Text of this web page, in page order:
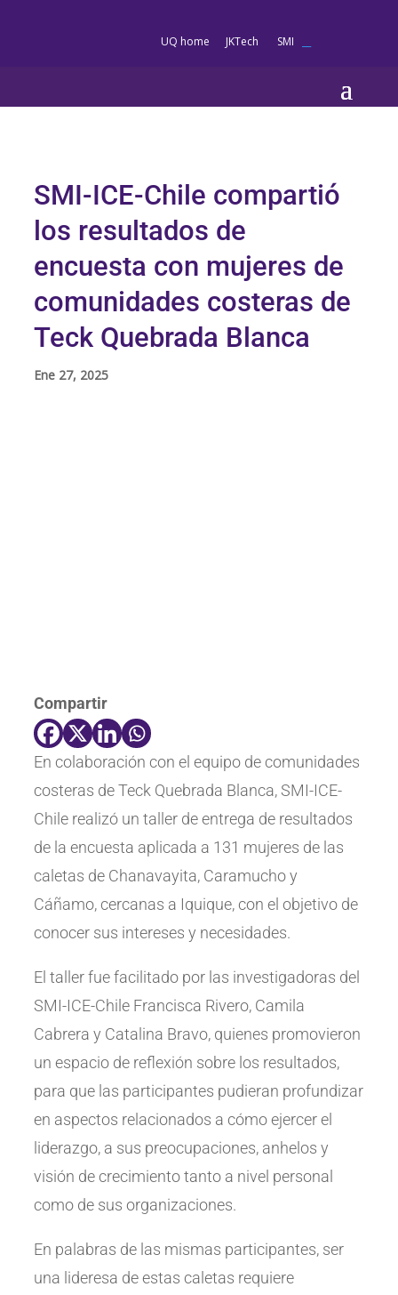
UQ home JKTech SMI
SMI-ICE-Chile compartió
los resultados de
encuesta con mujeres de
comunidades costeras de
Teck Quebrada Blanca
Ene 27, 2025
Compartir
En colaboración con el equipo de comunidades
costeras de Teck Quebrada Blanca, SMI-ICE-
Chile realizó un taller de entrega de resultados
de la encuesta aplicada a 131 mujeres de las
caletas de Chanavayita, Caramucho y
Cáñamo, cercanas a Iquique, con el objetivo de
conocer sus intereses y necesidades.
El taller fue facilitado por las investigadoras del
SMI-ICE-Chile Francisca Rivero, Camila
Cabrera y Catalina Bravo, quienes promovieron
un espacio de reflexión sobre los resultados,
para que las participantes pudieran profundizar
en aspectos relacionados a cómo ejercer el
liderazgo, a sus preocupaciones, anhelos y
visión de crecimiento tanto a nivel personal
como de sus organizaciones.
En palabras de las mismas participantes, ser
una lideresa de estas caletas requiere